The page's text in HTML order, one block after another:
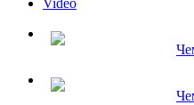
Video